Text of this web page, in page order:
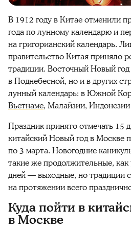
В 1912 году в Китае отменили
года по лунному календарю и
на григорианский календарь.
правительство Китая приняло
традиции. Восточный Новый
в Поднебесной, но и в других
лунный календарь: в Южной
Вьетнаме, Малайзии,
Праздник принято отмечать 15
китайский Новый год в Москве
по 3 марта. Новогодние
такие же продолжительные,
дней — выходные, но традиции
на протяжении всего
Куда пойти в
в Москве